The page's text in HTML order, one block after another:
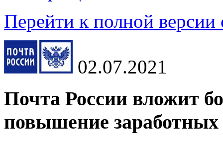
Перейти к полной версии
02.07.2021
Почта России вложит
повышение заработных